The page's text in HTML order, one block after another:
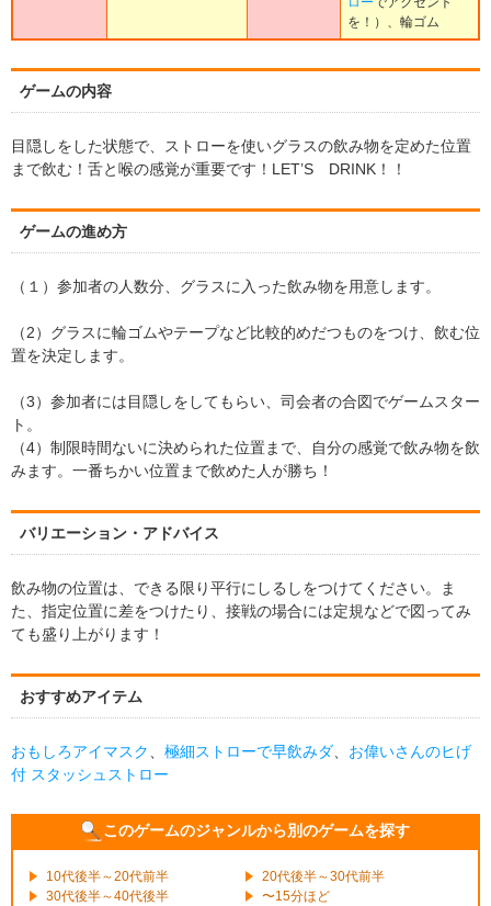
を！）、輪ゴム
ゲームの内容
目隠しをした状態で、ストローを使いグラスの飲み物を定めた位置
まで飲む！舌と喉の感覚が重要です！LET’S DRINK！！
ゲームの進め方
（１）参加者の人数分、グラスに入った飲み物を用意します。
（2）グラスに輪ゴムやテープなど比較的めだつものをつけ、飲む位
置を決定します。
（3）参加者には目隠しをしてもらい、司会者の合図でゲームスター
ト。
（4）制限時間ないに決められた位置まで、自分の感覚で飲み物を飲
みます。一番ちかい位置まで飲めた人が勝ち！
バリエーション・アドバイス
飲み物の位置は、できる限り平行にしるしをつけてください。ま
た、指定位置に差をつけたり、接戦の場合には定規などで図ってみ
ても盛り上がります！
おすすめアイテム
おもしろアイマスク 極細ストローで早飲みダ
お偉いさんのヒげ
付 スタッシュストロー
このゲームのジャンルから別のゲームを探す
10代後半～20代前半
20代後半～30代前半
30代後半～40代後半
〜15分ほど